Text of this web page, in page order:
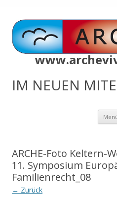
IM NEUEN
ARCHE-Foto Keltern-
11. Symposium
Familienrecht_08
← Zurück